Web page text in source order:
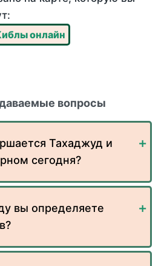
онлайн
вопросы
Тахаджуд и
сегодня?
вы определяете